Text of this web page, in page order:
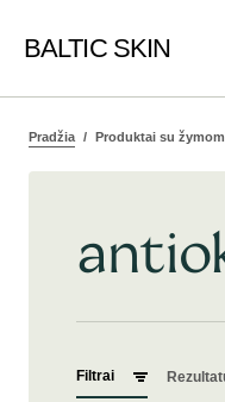
BALTIC SKIN
Pradžia Produktai su
Filtrai